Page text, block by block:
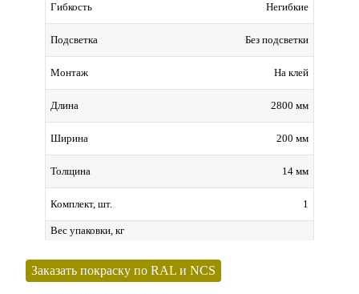
Гибкость Негибкие
Подсветка Без подсветки
Монтаж На клей
Длина 2800 мм
Ширина 200 мм
Толщина 14 мм
Комплект, шт. 1
Вес упаковки, кг
Заказать покраску по RAL и NCS